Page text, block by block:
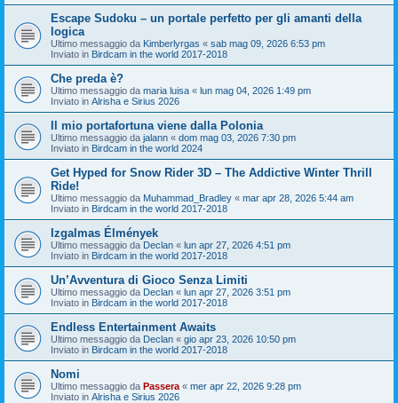
Escape Sudoku – un portale perfetto per gli amanti della
logica
Ultimo messaggio da Kimberlyrgas « sab mag 09, 2026 6:53 pm
Inviato in Birdcam in the world 2017-2018
Che preda è?
Ultimo messaggio da maria luisa « lun mag 04, 2026 1:49 pm
Inviato in Alrisha e Sirius 2026
Il mio portafortuna viene dalla Polonia
Ultimo messaggio da jalann « dom mag 03, 2026 7:30 pm
Inviato in Birdcam in the world 2024
Get Hyped for Snow Rider 3D – The Addictive Winter Thrill
Ride!
Ultimo messaggio da Muhammad_Bradley « mar apr 28, 2026 5:44 am
Inviato in Birdcam in the world 2017-2018
Izgalmas Élmények
Ultimo messaggio da Declan « lun apr 27, 2026 4:51 pm
Inviato in Birdcam in the world 2017-2018
Un’Avventura di Gioco Senza Limiti
Ultimo messaggio da Declan « lun apr 27, 2026 3:51 pm
Inviato in Birdcam in the world 2017-2018
Endless Entertainment Awaits
Ultimo messaggio da Declan « gio apr 23, 2026 10:50 pm
Inviato in Birdcam in the world 2017-2018
Nomi
Ultimo messaggio da Passera « mer apr 22, 2026 9:28 pm
Inviato in Alrisha e Sirius 2026